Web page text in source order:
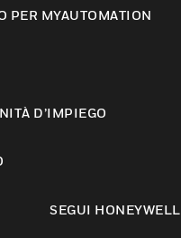
PER MYAUTOMATION
D’IMPIEGO
SEGUI HONEYWELL